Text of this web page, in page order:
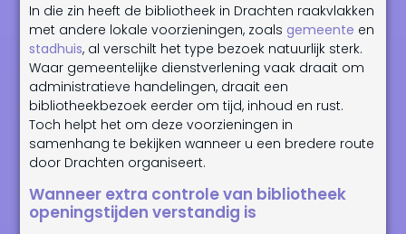
In die zin heeft de bibliotheek in Drachten raakvlakken
met andere lokale voorzieningen, zoalsgemeente en
stadhuis, al verschilt het type bezoek natuurlijk sterk.
Waar gemeentelijke dienstverlening vaak draait om
administratieve handelingen, draait een
bibliotheekbezoek eerder om tijd, inhoud en rust.
Toch helpt het om deze voorzieningen in
samenhang te bekijken wanneer u een bredere route
door Drachten organiseert.
Wanneer extra controle van bibliotheek
openingstijden verstandig is